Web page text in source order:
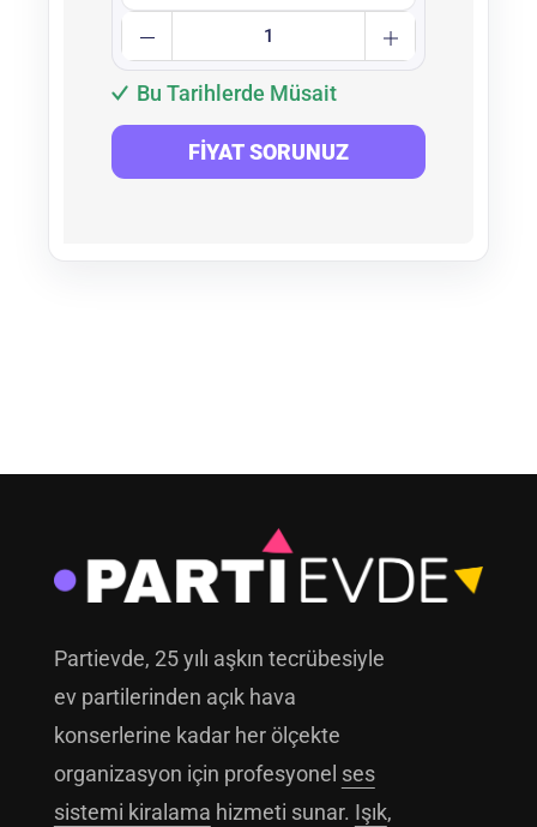
Bu Tarihlerde Müsait
FIYAT SORUNUZ
Partievde, 25 yılı aşkın tecrübesiyle
ev partilerinden açık hava
konserlerine kadar her ölçekte
organizasyon için profesyonel ses
sistemi kiralama hizmeti sunar. Işık,